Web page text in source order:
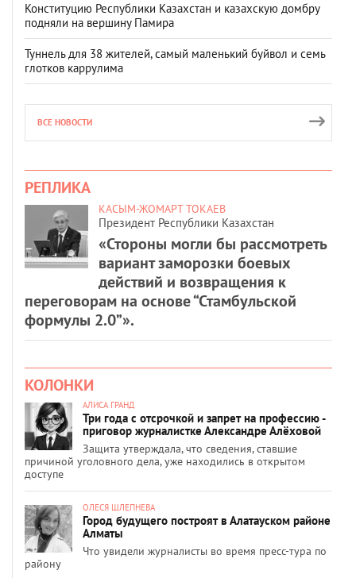
Конституцию Республики Казахстан и казахскую домбру
подняли на вершину Памира
Туннель для 38 жителей, самый маленький буйвол и семь
глотков каррулима
ВСЕ НОВОСТИ
РЕПЛИКА
КАСЫМ-ЖОМАРТ ТОКАЕВ
Президент Республики Казахстан
«Стороны могли бы рассмотреть
вариант заморозки боевых
действий и возвращения к
переговорам на основе “Стамбульской
формулы 2.0”».
КОЛОНКИ
АЛИСА ГРАНД
Три года с отсрочкой и запрет на профессию -
приговор журналистке Александре Алёховой
Защита утверждала, что сведения, ставшие
причиной уголовного дела, уже находились в открытом
доступе
ОЛЕСЯ ШЛЕПНЕВА
Город будущего построят в Алатауском районе
Алматы
Что увидели журналисты во время пресс-тура по
району